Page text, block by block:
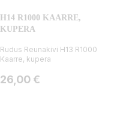
H14 R1000 KAARRE,
KUPERA
Rudus Reunakivi H13 R1000
Kaarre, kupera
Hinta
26,00 €